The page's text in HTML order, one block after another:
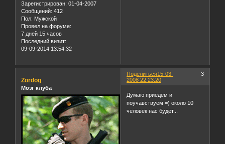
Зарегистрирован: 01-04-2007
Сообщений: 412
Пол: Мужской
Провел на форуме:
7 дней 15 часов
Последний визит:
09-09-2014 13:54:32
Поделиться 3
15-03-
2008 22:23:20
Zordog
Мозг клуба
Думаю приедем и
поучавствуем =) около 10
человек нас будет...